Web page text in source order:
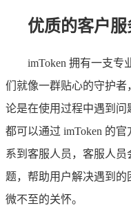
优质的客户服
imToken 拥有一支专
们就像一群贴心的守护
论是在使用过程中遇到问
都可以通过 imToken 的
系到客服人员，客服人
题，帮助用户解决遇到
微不至的关怀。